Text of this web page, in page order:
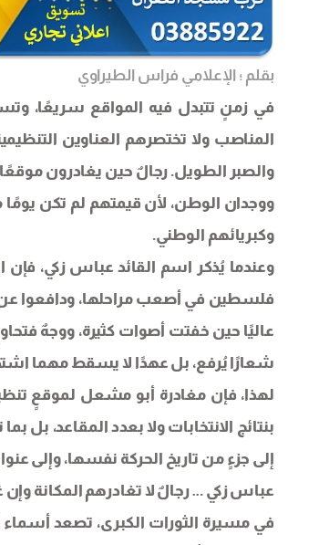
بقلم ؛ الإعلامي فراس الطيراوي
في زمنٍ تتبدل فيه المواقع سريعًا،
المناصب ولا تختصرهم العناوين
والصبر الطويل. رجالٌ حين يغادرون
ووجدان الوطن، لأن قيمتهم لم تكن
وكبريائهم الوطني.
وعندما يُذكر اسم القائد عباس زكي،
فلسطين في أصعب مراحلها، ودافعوا عن
عاليًا حين خفتت أصوات كثيرة، ووجهٌ
شعارًا يُرفع، بل عهدًا لا يسقط مهما
لهذا، فإن مغادرة أبو مشعل لموقعٍ
بنتائج الانتخابات ولا بعدد المقاعد،
إلى جزءٍ من تاريخ الحركة نفسها، وإلى
عباس زكي … رجالٌ لا تغادرهم المكانة وإن
في مسيرة الثورات الكبرى، تصعد